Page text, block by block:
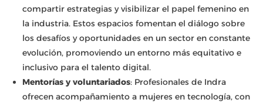
compartir estrategias y visibilizar el papel femenino en
la industria. Estos espacios fomentan el diálogo sobre
los desafíos y oportunidades en un sector en constante
evolución, promoviendo un entorno más equitativo e
inclusivo para el talento digital.
Mentorías y voluntariados: Profesionales de Indra
ofrecen acompañamiento a mujeres en tecnología, con